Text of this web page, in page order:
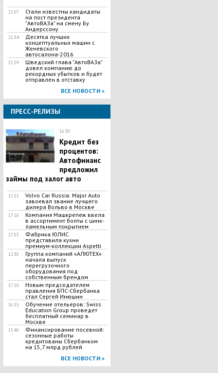
22:07
Стали известны кандидаты
на пост президента
"АвтоВАЗа" на смену Бу
Андерссону
21:34
Десятка лучших
концептуальных машин с
Женевского
автосалона-2016
21:59
Шведский глава "АвтоВАЗа"
довел компанию до
рекордных убытков и будет
отправлен в отставку
ВСЕ НОВОСТИ »
ПРЕСС-РЕЛИЗЫ
16:30
Кредит без
процентов:
Автофинанс
предложил
займы под залог авто
11:55
Volvo Car Russia: Major Auto
завоевал звание лучшего
дилера Вольво в Москве
17:10
Компания Машкрепеж ввела
в ассортимент болты с цинк-
ламельным покрытием
17:05
Фабрика ЮЛИС
представила кухни
премиум-коллекции Aspetti
12:30
Группа компаний «АЛЮТЕХ»
начала выпуск
перегрузочного
оборудования под
собственным брендом
17:10
Новым председателем
правления БПС-Сбербанка
стал Сергей Инюшин
16:15
Обучение отельеров: Swiss
Education Group проведет
бесплатный семинар в
Москве
15:40
Финансирование посевной:
сезонные работы
кредитованы Сбербанком
на 15,7 млрд рублей
ВСЕ НОВОСТИ »